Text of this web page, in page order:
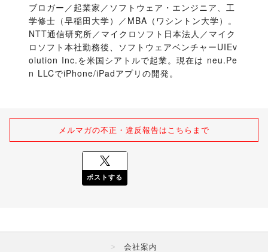
ブロガー／起業家／ソフトウェア・エンジニア、工
学修士（早稲田大学）／MBA（ワシントン大学）。
NTT通信研究所／マイクロソフト日本法人／マイク
ロソフト本社勤務後、ソフトウェアベンチャーUIEv
olution Inc.を米国シアトルで起業。現在は neu.Pe
n LLCでiPhone/iPadアプリの開発。
メルマガの不正・違反報告はこちらまで
ポストする
会社案内